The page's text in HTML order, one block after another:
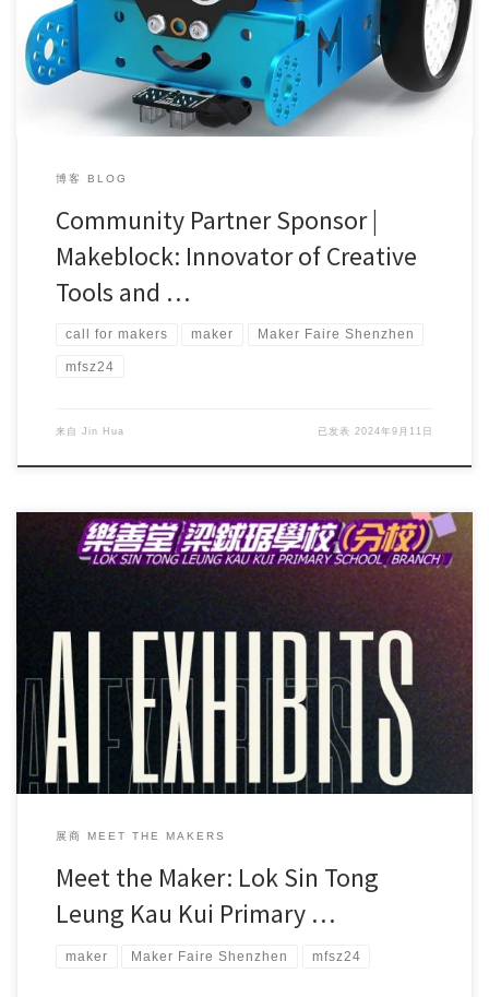
博客 BLOG
Community Partner Sponsor |
Makeblock: Innovator of Creative
Tools and …
call for makers maker Maker Faire Shenzhen
mfsz24
来自 Jin Hua 已发表 2024年9月11日
Lok Sin Tong Leung Kau Kui Primary School (Branch) […]
展商 MEET THE MAKERS
Meet the Maker: Lok Sin Tong
Leung Kau Kui Primary …
maker Maker Faire Shenzhen mfsz24